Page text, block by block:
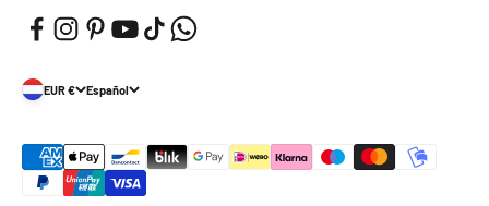
EUR € Español